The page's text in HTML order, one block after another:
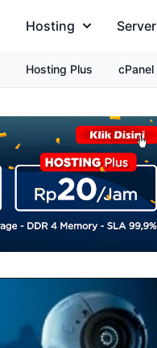
Hosting Server
Hosting Plus cPanel